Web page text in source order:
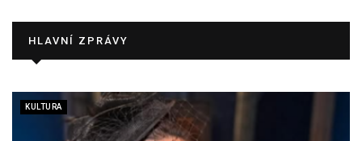
HLAVNÍ ZPRÁVY
KULTURA